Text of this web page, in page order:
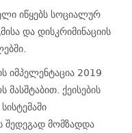
იწყებს სოციალურ
და დისკრიმინაციის
იმპელენტაცია 2019
ქეისების
შედეგად მომზადდა